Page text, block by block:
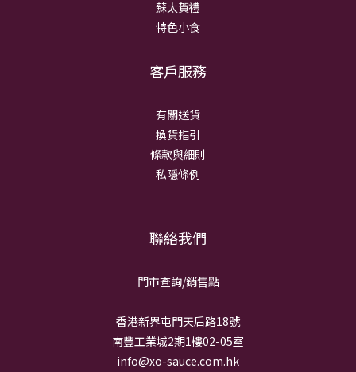
蘇太賀禮
特色小食
客戶服務
有關送貨
換貨指引
條款與細則
私隱條例
聯絡我們
門市查詢/銷售點
香港新界屯門天后路18號
南豐工業城2期1樓02-05室
info@xo-sauce.com.hk